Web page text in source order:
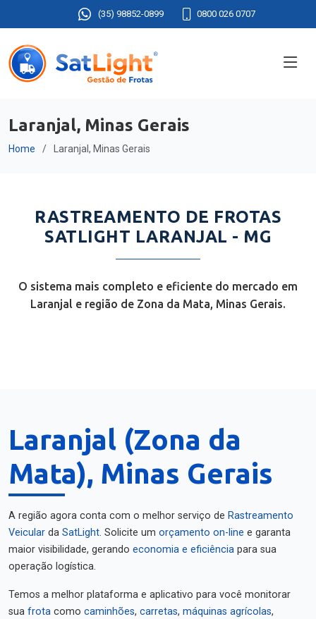
(35) 98852-0899 0800 026 0707
Laranjal, Minas Gerais
Home Laranjal, Minas Gerais
RASTREAMENTO DE FROTAS
SATLIGHT LARANJAL - MG
O sistema mais completo e eficiente do mercado em
Laranjal e região de Zona da Mata, Minas Gerais.
Laranjal (Zona da
Mata), Minas Gerais
A região agora conta com o melhor serviço de Rastreamento
Veicular da SatLight. Solicite um orçamento on-line e garanta
maior visibilidade, gerando economia e eficiência para sua
operação logística.
Temos a melhor plataforma e aplicativo para você monitorar
sua frota como caminhões, carretas, máquinas agrícolas,